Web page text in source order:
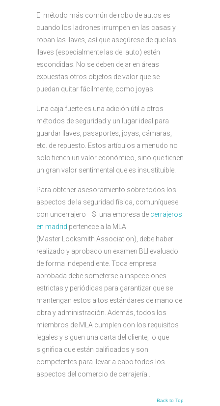
El método más común de robo de autos es
cuando los ladrones irrumpen en las casas y
roban las llaves, así que asegúrese de que las
llaves (especialmente las del auto) estén
escondidas. No se deben dejar en áreas
expuestas otros objetos de valor que se
puedan quitar fácilmente, como joyas.
Una caja fuerte es una adición útil a otros
métodos de seguridad y un lugar ideal para
guardar llaves, pasaportes, joyas, cámaras,
etc. de repuesto. Estos artículos a menudo no
solo tienen un valor económico, sino que tienen
un gran valor sentimental que es insustituible.
Para obtener asesoramiento sobre todos los
aspectos de la seguridad física, comuníquese
con uncerrajero _ Si una empresa de cerrajeros
en madrid pertenece a la MLA
(Master
Locksmith Association), debe haber
realizado y aprobado un examen BLI evaluado
de forma independiente. Toda empresa
aprobada debe someterse a inspecciones
estrictas y periódicas para garantizar que se
mantengan estos altos estándares de mano de
obra y administración. Además, todos los
miembros de MLA cumplen con los requisitos
legales y siguen una carta del cliente, lo que
significa que están calificados y son
competentes para llevar a cabo todos los
aspectos del comercio de cerrajería
Back to Top